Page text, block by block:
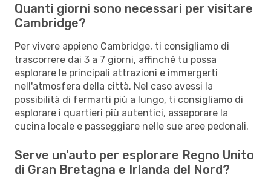
Quanti giorni sono necessari per visitare
Cambridge?
Per vivere appieno Cambridge, ti consigliamo di
trascorrere dai 3 a 7 giorni, affinché tu possa
esplorare le principali attrazioni e immergerti
nell'atmosfera della città. Nel caso avessi la
possibilità di fermarti più a lungo, ti consigliamo di
esplorare i quartieri più autentici, assaporare la
cucina locale e passeggiare nelle sue aree pedonali.
Serve un'auto per esplorare Regno Unito
di Gran Bretagna e Irlanda del Nord?